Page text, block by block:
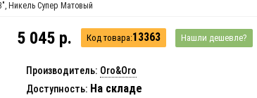
Никель Супер Матовый
5 045 р. Код товара:13363 Нашли дешевле?
Производитель: Oro&Oro
Доступность: На складе